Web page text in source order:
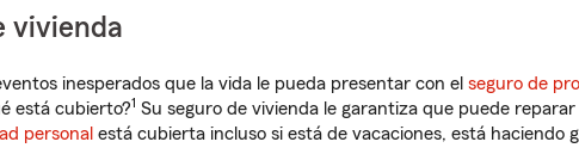
vivienda
inesperados que la vida le pueda presentar con el seguro de
está cubierto?1 Su seguro de vivienda le garantiza que puede
personal está cubierta incluso si está de vacaciones, está haciendo